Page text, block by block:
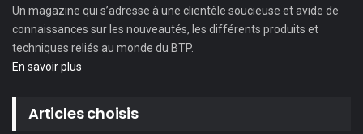
Un magazine qui s’adresse à une clientèle soucieuse et avide de
connaissances sur les nouveautés, les différents produits et
techniques reliés au monde du BTP.
En savoir plus
Articles choisis